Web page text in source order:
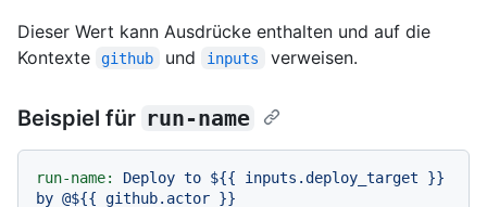
Dieser Wert kann Ausdrücke enthalten und auf die
Kontexte
github und inputs verweisen.
Beispiel für run-name
run-name: Deploy to ${{ inputs.deploy_target
}}
by @${{ github.actor }}